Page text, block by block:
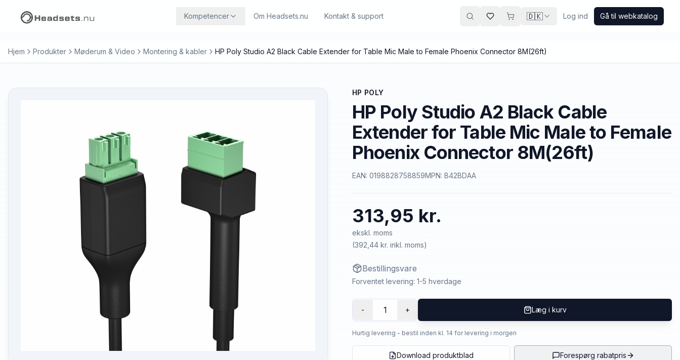
Kompetencer Om Headsets.nu Kontakt & support 🇩🇰 Log ind Gå til webkatalog
Hjem Produkter Møderum & Video Montering & kabler HP Poly Studio A2 Black Cable Extender for Table Mic Male to Female Phoenix Connector 8M(26ft)
HP POLY
HP Poly Studio A2 Black Cable
Extender for Table Mic Male to Female
Phoenix Connector 8M(26ft)
EAN: 0198828758859MPN: B42BDAA
313,95 kr.
ekskl. moms
(392,44 kr. inkl. moms)
Bestillingsvare
Forventet levering: 1-5 hverdage
- 1 + Læg i kurv
Hurtig levering - bestil inden kl. 14 for levering i morgen
Download produktblad Forespørg rabatpris